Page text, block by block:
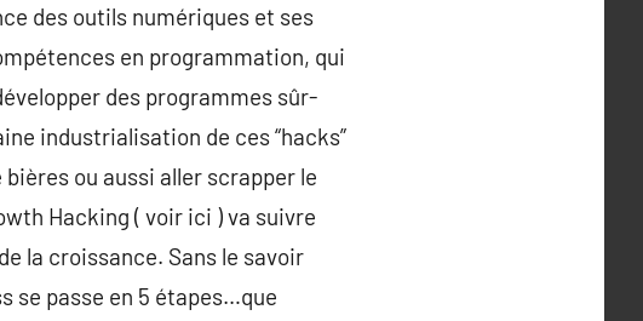
des outils numériques et ses
en programmation, qui
des programmes sûr-
industrialisation de ces “hacks”
ou aussi aller scrapper le
Hacking ( voir ici ) va suivre
la croissance. Sans le savoir
se passe en 5 étapes…que